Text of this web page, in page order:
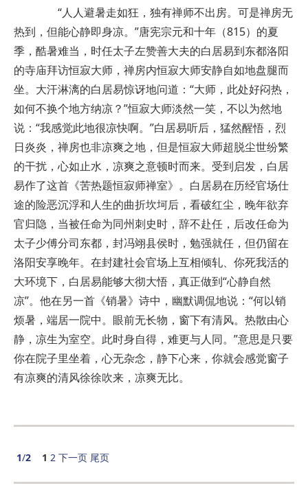
“人人避暑走如狂，独有禅师不出房。可是禅房无
热到，但能心静即身凉。”唐宪宗元和十年（815）的夏
季，酷暑难当，时任太子左赞善大夫的白居易到东都洛阳
的寺庙拜访恒寂大师，禅房内恒寂大师安静自如地盘腿而
坐。大汗淋漓的白居易惊讶地问道：“大师，此处好闷热，
如何不换个地方纳凉？”恒寂大师淡然一笑，不以为然地
说：“我感觉此地很凉快啊。”白居易听后，猛然醒悟，烈
日炎炎，禅房也非凉爽之地，但是恒寂大师超脱尘世纷繁
的干扰，心如止水，凉爽之意顿时而来。受到启发，白居
易作了这首《苦热题恒寂师禅室》。白居易在历经官场仕
途的险恶沉浮和人生的曲折坎坷后，看破红尘，晚年欲弃
官归隐，当被任命为同州刺史时，辞不赴任，后改任命为
太子少傅分司东都，封冯翊县侯时，勉强就任，但仍留在
洛阳安享晚年。在封建社会官场上互相倾轧、你死我活的
大环境下，白居易能够大彻大悟，真正做到“心静自然
凉”。他在另一首《销暑》诗中，幽默调侃地说：“何以销
烦暑，端居一院中。眼前无长物，窗下有清风。热散由心
静，凉生为室空。此时身自得，难更与人同。”意思是只要
你在院子里坐着，心无杂念，静下心来，你就会感觉窗子
有凉爽的清风徐徐吹来，凉爽无比。
1/2 1 2 下一页 尾页